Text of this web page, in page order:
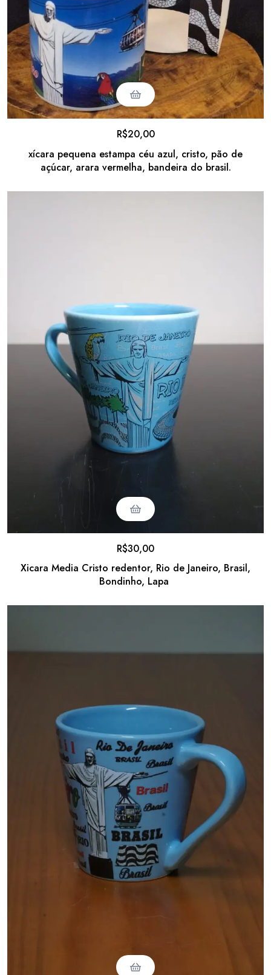
xícara pequena estampa céu azul, cristo, pão de
açúcar, arara vermelha, bandeira do brasil.
R$20,00
Xicara Media Cristo redentor, Rio de Janeiro, Brasil,
Bondinho, Lapa
R$30,00